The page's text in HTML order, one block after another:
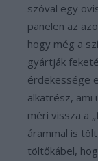
szóval egy
panelen az
hogy még a
gyártják
érdekessége
alkatrész, ami
méri vissza a
árammal is
töltőkábel,